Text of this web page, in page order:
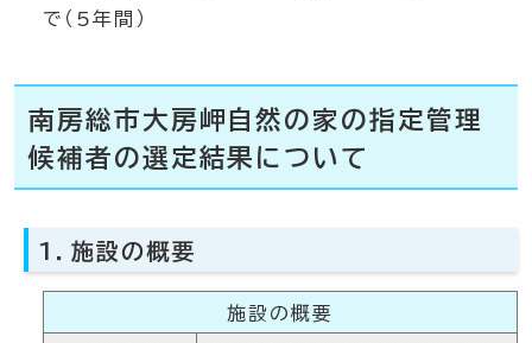
で（5年間）
南房総市大房岬自然の家の指定管理
候補者の選定結果について
1．施設の概要
施設の概要